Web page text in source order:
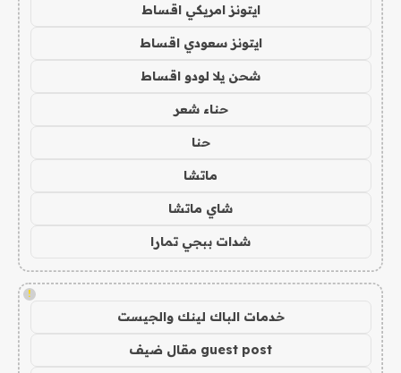
ايتونز امريكي اقساط
ايتونز سعودي اقساط
شحن يلا لودو اقساط
حناء شعر
حنا
ماتشا
شاي ماتشا
شدات ببجي تمارا
!
خدمات الباك لينك والجيست
guest post مقال ضيف